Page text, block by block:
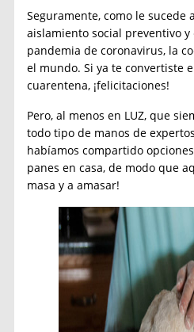
Seguramente, como le sucede
aislamiento social preventivo
pandemia de coronavirus, la
el mundo. Si ya te convertiste
cuarentena, ¡felicitaciones!
Pero, al menos en LUZ, que
todo tipo de manos de
habíamos compartido
panes en casa, de modo que
masa y a amasar!